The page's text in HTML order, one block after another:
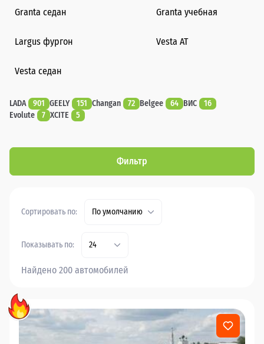
Granta седан Granta учебная
Largus фургон Vesta AT
Vesta седан
LADA 901 GEELY 151 Changan 72 Belgee 64 ВИС
16
Evolute
7 XCITE 5
Фильтр
Сортировать по: По умолчанию
Показывать по: 24
Найдено 200 автомобилей